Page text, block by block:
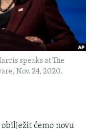
speaks at The
Nov. 24, 2020.
ćemo novu